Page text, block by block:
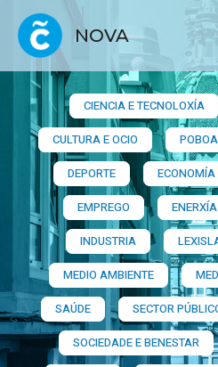
NOVA
CIENCIA E TECNOLOXÍA
CULTURA E OCIO
DEPORTE
ECONOMÍA
EMPREGO
ENERXÍA
INDUSTRIA
MEDIO AMBIENTE
SAÚDE
SECTOR
SOCIEDADE E BENESTAR